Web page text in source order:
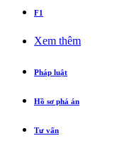
F1
Xem thêm
Pháp luật
Hồ sơ phá án
Tư vấn